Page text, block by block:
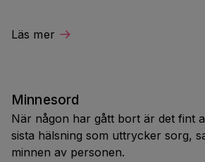
Läs mer
Minnesord
När någon har gått bort är det fint
sista hälsning som uttrycker sorg,
minnen av personen.